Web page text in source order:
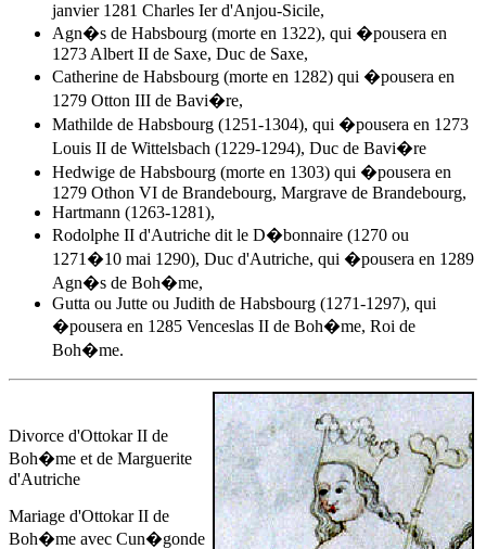
janvier 1281 Charles Ier d'Anjou-Sicile,
Agn�s de Habsbourg (morte en 1322), qui �pousera en
1273 Albert II de Saxe, Duc de Saxe,
Catherine de Habsbourg (morte en 1282) qui �pousera en
1279 Otton III de Bavi�re,
Mathilde de Habsbourg (1251-1304), qui �pousera en 1273
Louis II de Wittelsbach (1229-1294), Duc de Bavi�re
Hedwige de Habsbourg (morte en 1303) qui �pousera en
1279 Othon VI de Brandebourg, Margrave de Brandebourg,
Hartmann (1263-1281),
Rodolphe II d'Autriche dit le D�bonnaire (1270 ou
1271�10 mai 1290), Duc d'Autriche, qui �pousera en 1289
Agn�s de Boh�me,
Gutta ou Jutte ou Judith de Habsbourg (1271-1297), qui
�pousera en 1285 Venceslas II de Boh�me, Roi de
Boh�me.
Divorce d'Ottokar II de
Boh�me et de Marguerite
d'Autriche
Mariage d'Ottokar II de
Boh�me avec Cun�gonde